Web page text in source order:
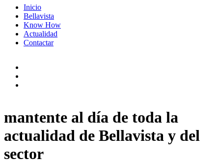
Inicio
Bellavista
Know How
Actualidad
Contactar
mantente al día de toda la
actualidad de Bellavista y del
sector